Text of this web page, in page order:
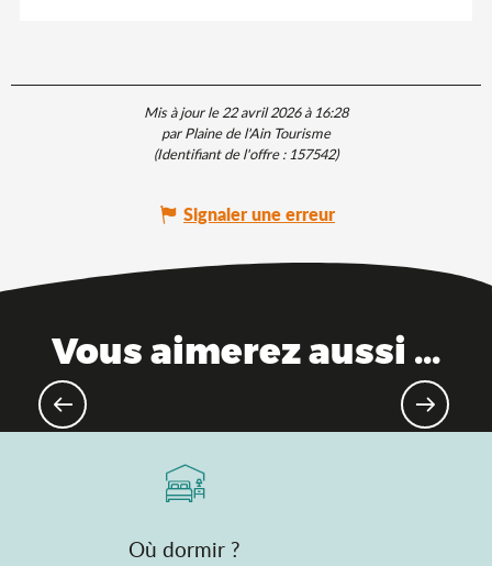
Mis à jour le 22 avril 2026 à 16:28
par Plaine de l'Ain Tourisme
(Identifiant de l'offre :157542)
Signaler une erreur
Vous aimerez aussi ...
Où dormir ?